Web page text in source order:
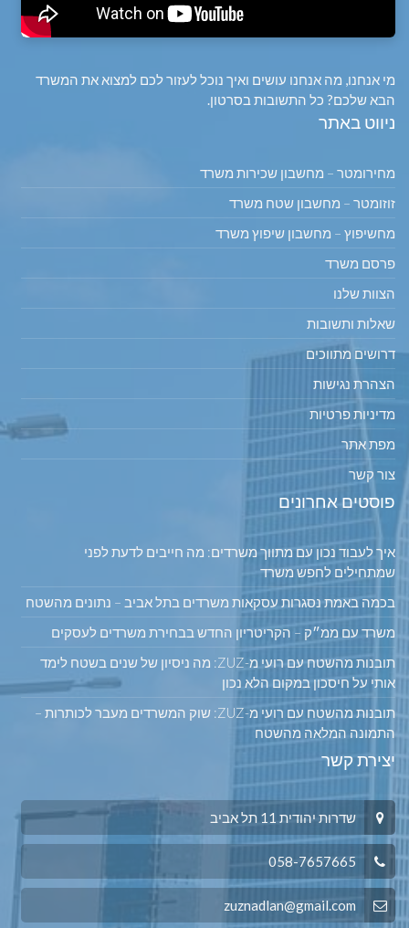
מי אנחנו, מה אנחנו עושים ואיך נוכל לעזור לכם למצוא את המשרד
הבא שלכם? כל התשובות בסרטון.
ניווט באתר
מחירומטר – מחשבון שכירות משרד
זוזומטר – מחשבון שטח משרד
מחשיפוץ – מחשבון שיפוץ משרד
פרסם משרד
הצוות שלנו
שאלות ותשובות
דרושים מתווכים
הצהרת נגישות
מדיניות פרטיות
מפת אתר
צור קשר
פוסטים אחרונים
איך לעבוד נכון עם מתווך משרדים: מה חייבים לדעת לפני
שמתחילים לחפש משרד
בכמה באמת נסגרות עסקאות משרדים בתל אביב – נתונים מהשטח
משרד עם ממ״ק – הקריטריון החדש בבחירת משרדים לעסקים
תובנות מהשטח עם רועי מ-ZUZ: מה ניסיון של שנים בשטח לימד
אותי על חיסכון במקום הלא נכון
תובנות מהשטח עם רועי מ-ZUZ: שוק המשרדים מעבר לכותרות –
התמונה המלאה מהשטח
יצירת קשר
שדרות יהודית 11 תל אביב